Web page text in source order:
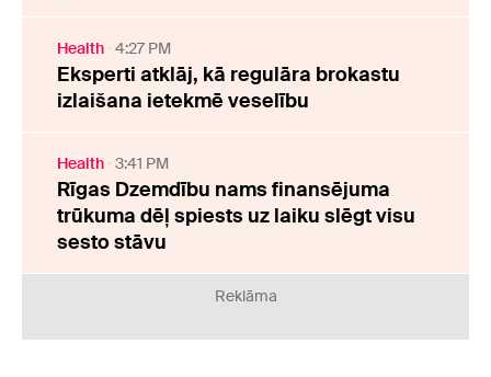
Health 4:27 PM
Eksperti atklāj, kā regulāra brokastu
izlaišana ietekmē veselību
Health 3:41 PM
Rīgas Dzemdību nams finansējuma
trūkuma dēļ spiests uz laiku slēgt visu
sesto stāvu
Reklāma